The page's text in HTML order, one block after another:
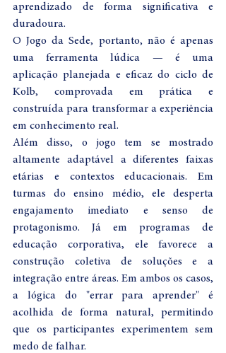
aprendizado de forma significativa e
duradoura.
O Jogo da Sede, portanto, não é apenas
uma ferramenta lúdica — é uma
aplicação planejada e eficaz do ciclo de
Kolb, comprovada em prática e
construída para transformar a experiência
em conhecimento real.
Além disso, o jogo tem se mostrado
altamente adaptável a diferentes faixas
etárias e contextos educacionais. Em
turmas do ensino médio, ele desperta
engajamento imediato e senso de
protagonismo. Já em programas de
educação corporativa, ele favorece a
construção coletiva de soluções e a
integração entre áreas. Em ambos os casos,
a lógica do "errar para aprender" é
acolhida de forma natural, permitindo
que os participantes experimentem sem
medo de falhar.